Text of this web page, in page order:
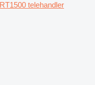
telehandler